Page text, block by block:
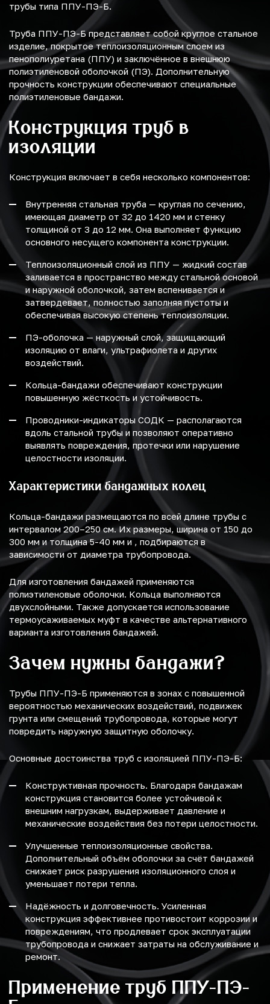
трубы типа ППУ-ПЭ-Б.
Труба ППУ-ПЭ-Б представляет собой круглое стальное
изделие, покрытое теплоизоляционным слоем из
пенополиуретана (ППУ) и заключённое в внешнюю
полиэтиленовой оболочкой (ПЭ). Дополнительную
прочность конструкции обеспечивают специальные
полиэтиленовые бандажи.
Конструкция труб в
изоляции
Конструкция включает в себя несколько компонентов:
Внутренняя стальная труба — круглая по сечению,
имеющая диаметр от 32 до 1420 мм и стенку
толщиной от 3 до 12 мм. Она выполняет функцию
основного несущего компонента конструкции.
Теплоизоляционный слой из ППУ — жидкий состав
заливается в пространство между стальной основой
и наружной оболочкой, затем вспенивается и
затвердевает, полностью заполняя пустоты и
обеспечивая высокую степень теплоизоляции.
ПЭ-оболочка — наружный слой, защищающий
изоляцию от влаги, ультрафиолета и других
воздействий.
Кольца-бандажи обеспечивают конструкции
повышенную жёсткость и устойчивость.
Проводники-индикаторы СОДК — располагаются
вдоль стальной трубы и позволяют оперативно
выявлять повреждения, протечки или нарушение
целостности изоляции.
Характеристики бандажных колец
Кольца-бандажи размещаются по всей длине трубы с
интервалом 200–250 см. Их размеры, ширина от 150 до
300 мм и толщина 5-40 мм и , подбираются в
зависимости от диаметра трубопровода.
Для изготовления бандажей применяются
полиэтиленовые оболочки. Кольца выполняются
двухслойными. Также допускается использование
термоусаживаемых муфт в качестве альтернативного
варианта изготовления бандажей.
Зачем нужны бандажи?
Трубы ППУ-ПЭ-Б применяются в зонах с повышенной
вероятностью механических воздействий, подвижек
грунта или смещений трубопровода, которые могут
повредить наружную защитную оболочку.
Основные достоинства труб с изоляцией ППУ-ПЭ-Б:
Конструктивная прочность. Благодаря бандажам
конструкция становится более устойчивой к
внешним нагрузкам, выдерживает давление и
механические воздействия без потери целостности.
Улучшенные теплоизоляционные свойства.
Дополнительный объём оболочки за счёт бандажей
снижает риск разрушения изоляционного слоя и
уменьшает потери тепла.
Надёжность и долговечность. Усиленная
конструкция эффективнее противостоит коррозии и
повреждениям, что продлевает срок эксплуатации
трубопровода и снижает затраты на обслуживание и
ремонт.
Применение труб ППУ-ПЭ-